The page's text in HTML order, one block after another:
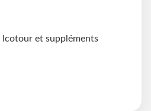
Icotour et suppléments